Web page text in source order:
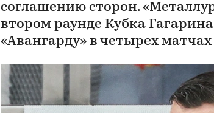
соглашению сторон.
втором раунде Кубка
«Авангарду» в четырех матчах